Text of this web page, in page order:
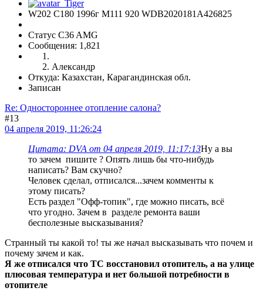
W202 C180 1996г М111 920 WDB2020181A426825
Статус C36 AMG
Сообщения: 1,821
Александр
Откуда: Казахстан, Карагандинская обл.
Записан
Re: Одностороннее отопление салона?
#13
04 апреля 2019, 11:26:24
Цитата: DVA от 04 апреля 2019, 11:17:13Ну а вы
то зачем пишите ? Опять лишь бы что-нибудь
написать? Вам скучно?
Человек сделал, отписался...зачем комменты к
этому писать?
Есть раздел "Офф-топик", где можно писать, всё
что угодно. Зачем в разделе ремонта ваши
бесполезные высказывания?
Странный ты какой то! ты же начал высказывать что почем и
почему зачем и как.
Я же отписался что ТС восстановил отопитель, а на улице
плюсовая температура и нет большой потребности в
отопителе